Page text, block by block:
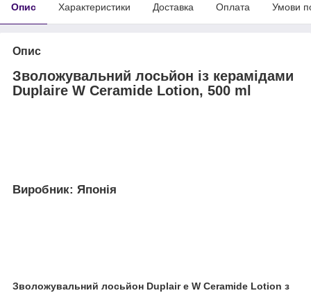
Опис Характеристики Доставка Оплата Умови
Опис
Зволожувальний лосьйон із керамідами
Duplaire W Ceramide Lotion, 500 ml
Виробник: Японія
Зволожувальний лосьйон Duplair e W Ceramide Lotion з